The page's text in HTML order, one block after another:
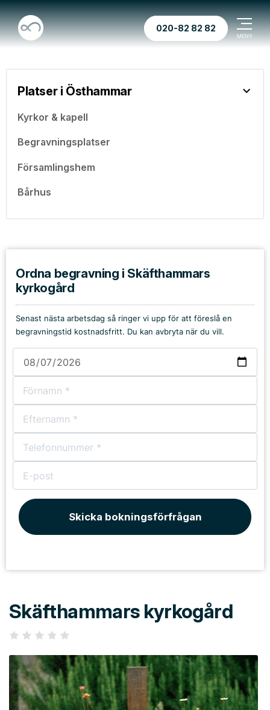
020-82 82 82
Platser i Östhammar
Kyrkor & kapell
Begravningsplatser
Församlingshem
Bårhus
Ordna begravning i Skäfthammars
kyrkogård
Senast nästa arbetsdag så ringer vi upp för att föreslå en
begravningstid kostnadsfritt. Du kan avbryta när du vill.
Skicka bokningsförfrågan
Skäfthammars kyrkogård